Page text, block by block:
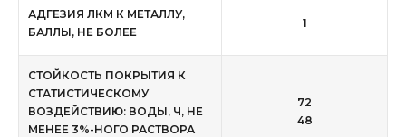
АДГЕЗИЯ ЛКМ К МЕТАЛЛУ,
БАЛЛЫ, НЕ БОЛЕЕ
1
СТОЙКОСТЬ ПОКРЫТИЯ К
СТАТИСТИЧЕСКОМУ
ВОЗДЕЙСТВИЮ: ВОДЫ, Ч, НЕ
МЕНЕЕ 3%-НОГО РАСТВОРА
72
48